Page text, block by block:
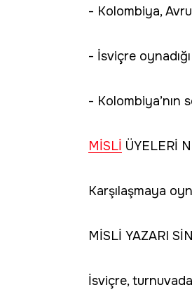
- Kolombiya,
- İsviçre
- Kolombiya’nın
MİSLİ ÜYELERİ
Karşılaşmaya
MİSLİ YAZARI
İsviçre,